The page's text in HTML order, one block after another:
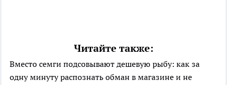
Читайте также:
Вместо семги подсовывают дешевую рыбу: как за
одну минуту распознать обман в магазине и не